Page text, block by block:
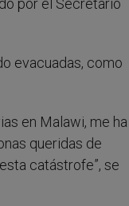
por el Secretario
evacuadas, como
en Malawi, me ha
queridas de
catástrofe”, se